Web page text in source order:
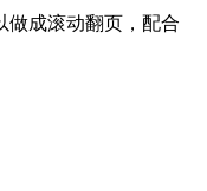
做成滚动翻页，配合